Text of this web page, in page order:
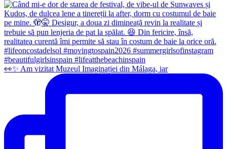
👀✨️ Am vizitat Muzeul Imaginației din Málaga, iar